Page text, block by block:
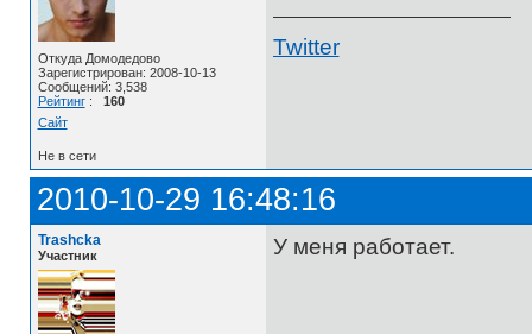
Откуда Домодедово
Зарегистрирован: 2008-10-13
Сообщений: 3,538
Рейтинг: 160
Сайт
Twitter
Не в сети
2010-10-29 16:48:16
Trashcka
Участник У меня работает.